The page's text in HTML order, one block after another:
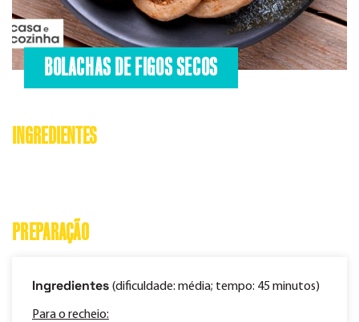
BOLACHAS DE FIGOS SECOS
INGREDIENTES
PREPARAÇÃO
Ingredientes (dificuldade: média; tempo: 45 minutos)
Para o recheio: